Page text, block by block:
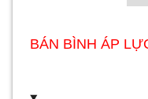
BÁN BÌNH ÁP